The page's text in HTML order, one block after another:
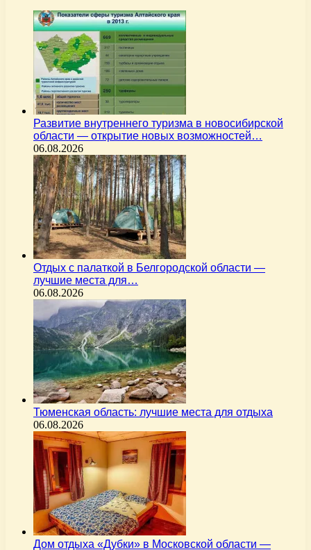
Развитие внутреннего туризма в новосибирской
области — открытие новых возможностей…
06.08.2026
Отдых с палаткой в Белгородской области —
лучшие места для…
06.08.2026
Тюменская область: лучшие места для отдыха
06.08.2026
Дом отдыха «Дубки» в Московской области —